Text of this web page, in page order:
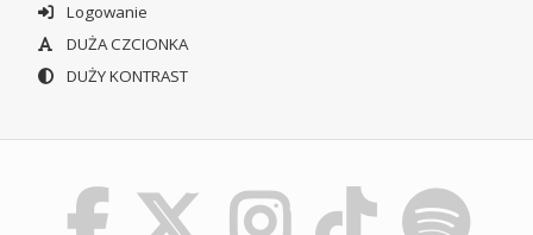
Logowanie
DUŻA CZCIONKA
DUŻY KONTRAST